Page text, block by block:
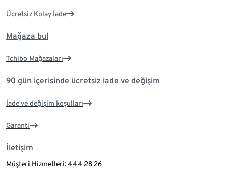
Ücretsiz Kolay İade
Mağaza bul
Tchibo Mağazaları
90 gün içerisinde ücretsiz iade ve değişim
İade ve değişim koşulları
Garanti
İletişim
Müşteri Hizmetleri: 444 28 26